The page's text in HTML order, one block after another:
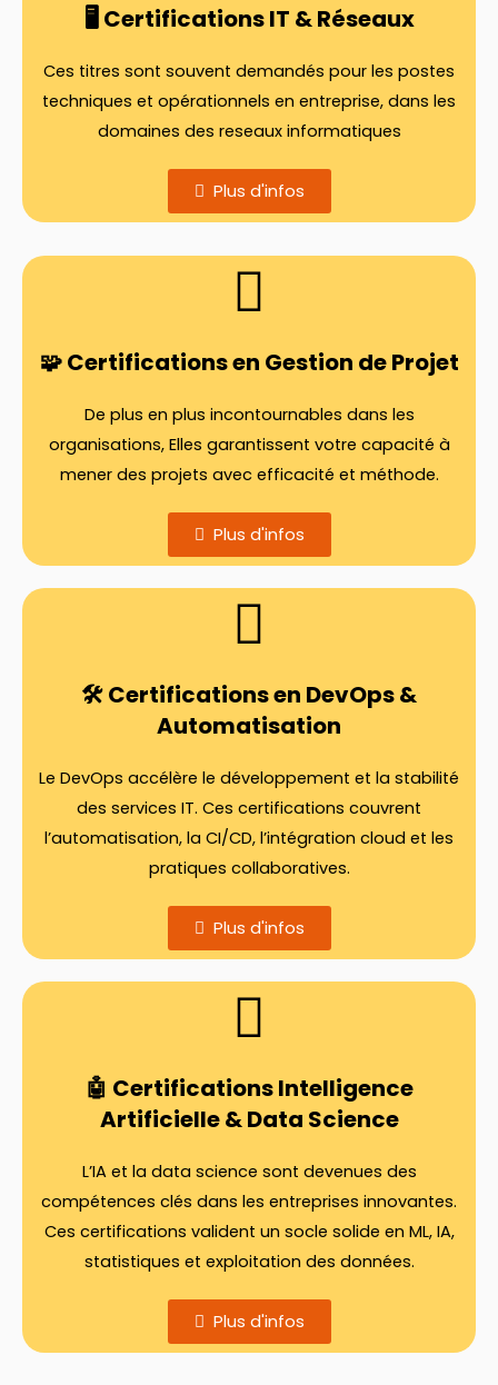
🖥️ Certifications IT & Réseaux
Ces titres sont souvent demandés pour les postes
techniques et opérationnels en entreprise, dans les
domaines des reseaux informatiques
Plus d'infos
🧩 Certifications en Gestion de Projet
De plus en plus incontournables dans les
organisations, Elles garantissent votre capacité à
mener des projets avec efficacité et méthode.
Plus d'infos
🛠️ Certifications en DevOps &
Automatisation
Le DevOps accélère le développement et la stabilité
des services IT. Ces certifications couvrent
l’automatisation, la CI/CD, l’intégration cloud et les
pratiques collaboratives.
Plus d'infos
🤖 Certifications Intelligence
Artificielle & Data Science
L’IA et la data science sont devenues des
compétences clés dans les entreprises innovantes.
Ces certifications valident un socle solide en ML, IA,
statistiques et exploitation des données.
Plus d'infos